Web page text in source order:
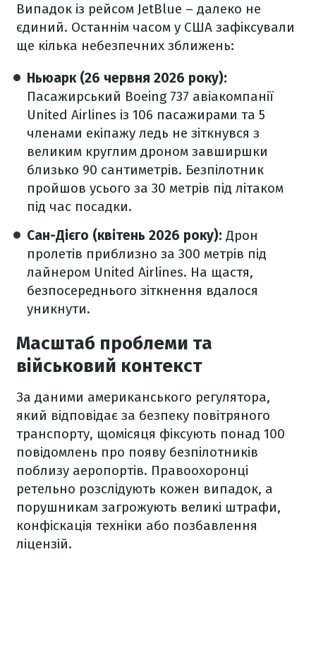
Випадок із рейсом JetBlue – далеко не
єдиний. Останнім часом у США зафіксували
ще кілька небезпечних зближень:
Ньюарк (26 червня 2026 року):
Пасажирський Boeing 737 авіакомпанії
United Airlines із 106 пасажирами та 5
членами екіпажу ледь не зіткнувся з
великим круглим дроном завширшки
близько 90 сантиметрів. Безпілотник
пройшов усього за 30 метрів під літаком
під час посадки.
Сан-Дієго (квітень 2026 року): Дрон
пролетів приблизно за 300 метрів під
лайнером United Airlines. На щастя,
безпосереднього зіткнення вдалося
уникнути.
Масштаб проблеми та
військовий контекст
За даними американського регулятора,
який відповідає за безпеку повітряного
транспорту, щомісяця фіксують понад 100
повідомлень про появу безпілотників
поблизу аеропортів. Правоохоронці
ретельно розслідують кожен випадок, а
порушникам загрожують великі штрафи,
конфіскація техніки або позбавлення
ліцензій.